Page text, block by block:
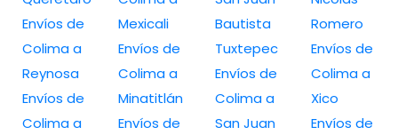
Envíos de
Colima a
Reynosa
Envíos de
Colima a
Mexicali
Envíos de
Colima a
Minatitlán
Envíos de
Bautista
Tuxtepec
Envíos de
Colima a
San Juan
Romero
Envíos de
Colima a
Xico
Envíos de